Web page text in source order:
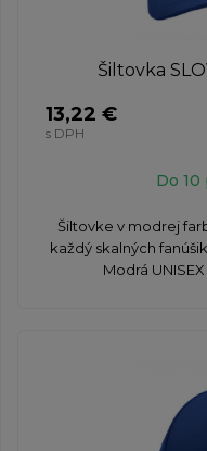
Šiltovka
13,22 €
s DPH
Do
Šiltovke v modrej
každý skalných
Modrá